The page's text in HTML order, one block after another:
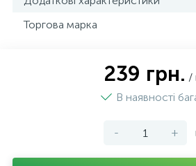
Торгова марка
239 грн. /
В наявності
- +